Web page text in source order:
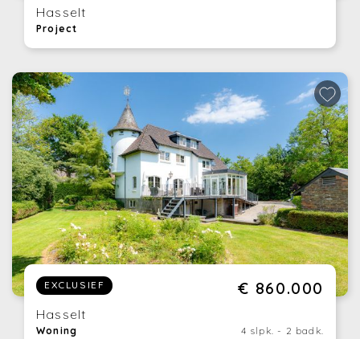
Hasselt
Project
EXCLUSIEF € 860.000
Hasselt
Woning 4 slpk. - 2 badk.